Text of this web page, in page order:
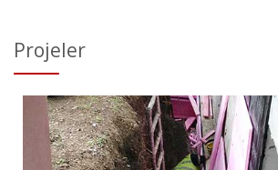
Projeler